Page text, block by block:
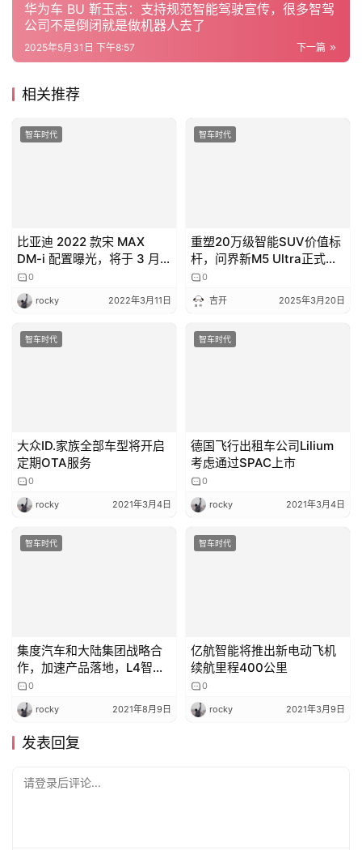
华为车 BU 靳玉志：支持规范智能驾驶宣传，很多智驾
公司不是倒闭就是做机器人去了
下一篇
2025年5月31日 下午8:57
相关推荐
智车时代
比亚迪 2022 款宋 MAX
DM-i 配置曝光，将于 3 月
12 日上市
2022年3月11日
智车时代
重塑20万级智能SUV价值标
杆，问界新M5 Ultra正式上
市
吉开 2025年3月20日
智车时代
定期OTA服务
0
智车时代
考虑通过SPAC上市
0
作，加速产品落地，L4智能
驾驶也在路上
0
续航里程400公里
0